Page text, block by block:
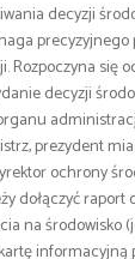
decyzji
Rozpoczyna się
decyzji
prezydent
ochrony
dołączyć raport
na środowisko
informacyjną